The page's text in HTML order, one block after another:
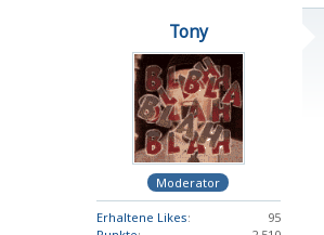
Tony
Moderator
Erhaltene Likes
95